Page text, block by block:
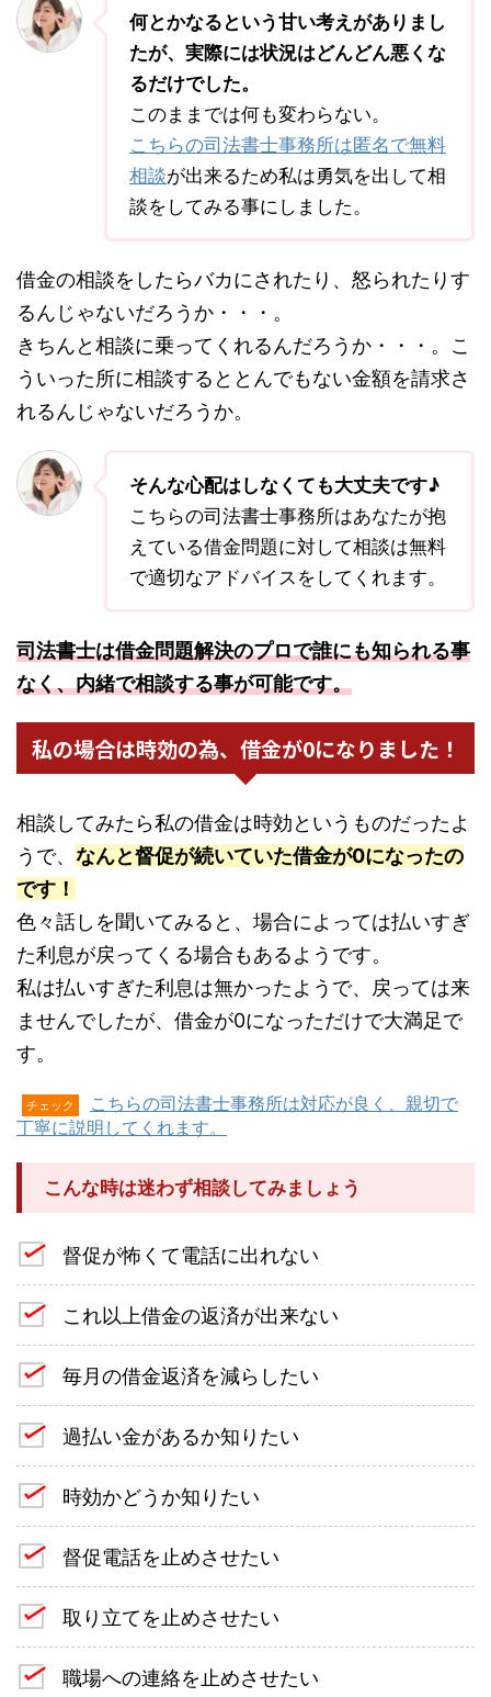
何とかなるという甘い考えがありまし
たが、実際には状況はどんどん悪くな
るだけでした。
このままでは何も変わらない。
こちらの司法書士事務所は匿名で無料
相談が出来るため私は勇気を出して相
談をしてみる事にしました。
借金の相談をしたらバカにされたり、怒られたりす
るんじゃないだろうか・・・。
きちんと相談に乗ってくれるんだろうか・・・。こ
ういった所に相談するととんでもない金額を請求さ
れるんじゃないだろうか。
そんな心配はしなくても大丈夫です♪
こちらの司法書士事務所はあなたが抱
えている借金問題に対して相談は無料
で適切なアドバイスをしてくれます。
司法書士は借金問題解決のプロで誰にも知られる事
なく、内緒で相談する事が可能です。
私の場合は時効の為、借金が0になりました！
相談してみたら私の借金は時効というものだったよ
うで、 なんと督促が続いていた借金が0になったの
です！
色々話しを聞いてみると、場合によっては払いすぎ
た利息が戻ってくる場合もあるようです。
私は払いすぎた利息は無かったようで、戻っては来
ませんでしたが、借金が0になっただけで大満足で
す。
チェック
こちらの司法書士事務所は対応が良く、親切で
丁寧に説明してくれます。
こんな時は迷わず相談してみましょう
督促が怖くて電話に出れない
これ以上借金の返済が出来ない
毎月の借金返済を減らしたい
過払い金があるか知りたい
時効かどうか知りたい
督促電話を止めさせたい
取り立てを止めさせたい
職場への連絡を止めさせたい